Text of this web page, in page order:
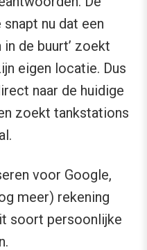
nu dat een
de buurt’ zoekt
eigen locatie. Dus
naar de huidige
zoekt tankstations
voor Google,
meer) rekening
soort persoonlijke